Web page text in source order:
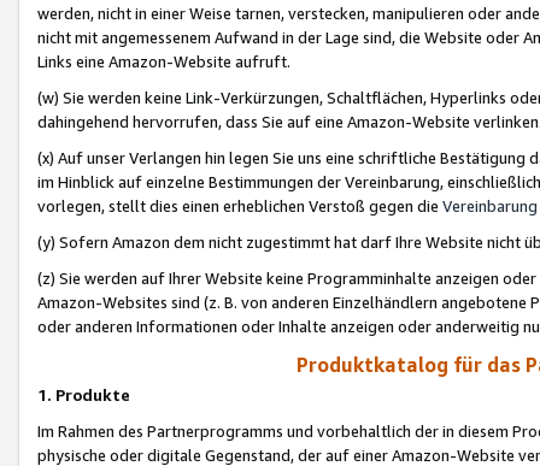
werden, nicht in einer Weise tarnen, verstecken, manipulieren oder
nicht mit angemessenem Aufwand in der Lage sind, die Website oder
Links eine Amazon-Website aufruft.
(w) Sie werden keine Link-Verkürzungen, Schaltflächen, Hyperlinks
dahingehend hervorrufen, dass Sie auf eine Amazon-Website
(x) Auf unser Verlangen hin legen Sie uns eine schriftliche
im Hinblick auf einzelne Bestimmungen der Vereinbarung,
vorlegen, stellt dies einen erheblichen Verstoß gegen die Vereinbarung
(y) Sofern Amazon dem nicht zugestimmt hat darf Ihre Website nicht
(z) Sie werden auf Ihrer Website keine Programminhalte anzeigen
Amazon-Websites sind (z. B. von anderen Einzelhändlern
oder anderen Informationen oder Inhalte anzeigen oder anderweitig
Produktkatalog für das
1. Produkte
Im Rahmen des Partnerprogramms und vorbehaltlich der in diesem
physische oder digitale Gegenstand, der auf einer Amazon-Website